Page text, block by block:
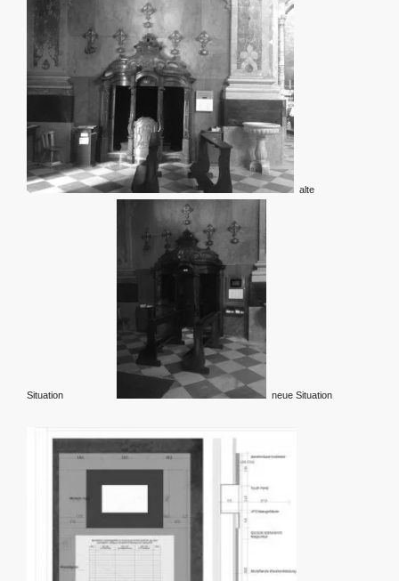
alte
Situation neue Situation